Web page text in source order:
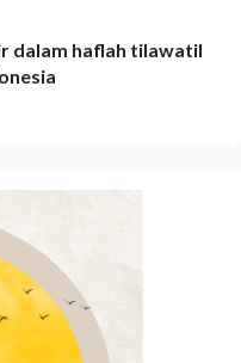
dalam haflah tilawatil